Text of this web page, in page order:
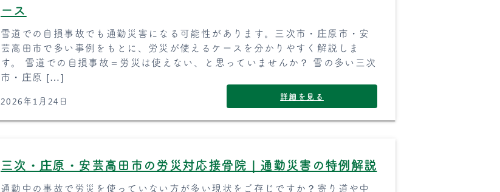
ース
雪道での自損事故でも通勤災害になる可能性があります。三次市・庄原市・安
芸高田市で多い事例をもとに、労災が使えるケースを分かりやすく解説しま
す。 雪道での自損事故＝労災は使えない、と思っていませんか？ 雪の多い三次
市・庄原 […]
2026年1月24日 詳細を見る
三次・庄原・安芸高田市の労災対応接骨院｜通勤災害の特例解説
通勤中の事故で労災を使っていない方が多い現状をご存じですか？寄り道や中